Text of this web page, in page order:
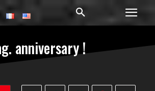
anniversary !